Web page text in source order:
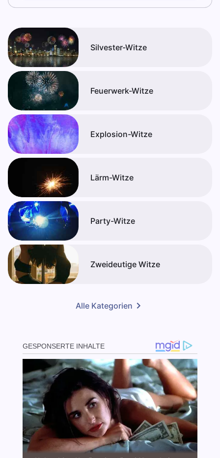
Silvester-Witze
Feuerwerk-Witze
Explosion-Witze
Lärm-Witze
Party-Witze
Zweideutige Witze
Alle Kategorien